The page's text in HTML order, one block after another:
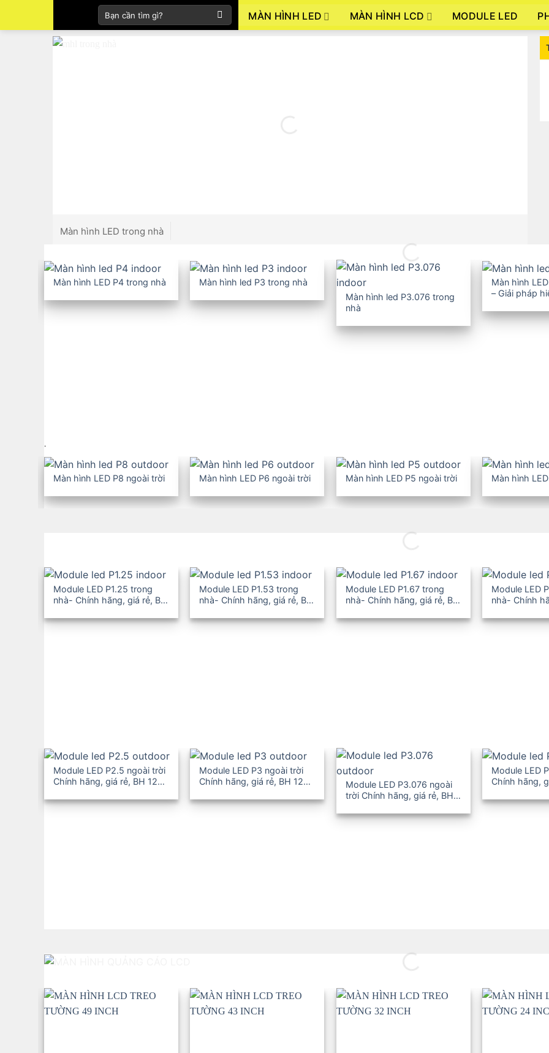
kiếm:
MÀN HÌNH LED MÀN HÌNH LCD MODULE LED
Màn hình LED trong nhà
Màn hình LCD ghép
Màn hình LED P4 trong nhà
Màn hình led P3 trong nhà
Màn hình led P3.076 trong
nhà
Màn hình
– Giải pháp
.
Màn hình LED P8 ngoài trời Màn hình LED P6 ngoài trời Màn hình LED P5 ngoài trời Màn hình
Module LED P1.25 trong
nhà- Chính hãng, giá rẻ, BH
Module LED P1.53 trong
nhà- Chính hãng, giá rẻ, BH
Module LED P1.67 trong
nhà- Chính hãng, giá rẻ, BH
Module LED
nhà- Chính
Module LED P2.5 ngoài trời
Chính hãng, giá rẻ, BH 12-
Module LED P3 ngoài trời
Chính hãng, giá rẻ, BH 12-
Module LED P3.076 ngoài
trời Chính hãng, giá rẻ, BH
Module LED
Chính hãng,